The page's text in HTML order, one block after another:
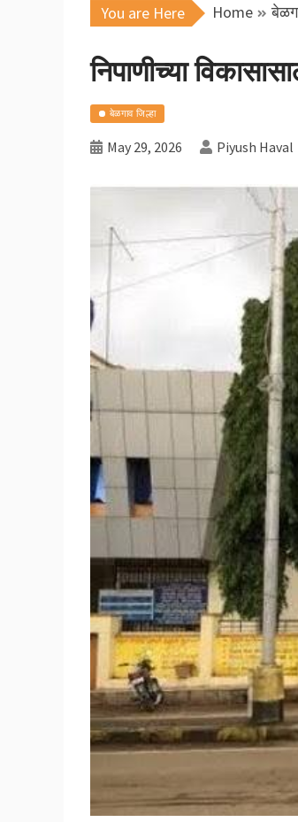
You are Here Home
निपाणीच्या
बेळगाव जिल्हा
May 29, 2026 Piyush Haval